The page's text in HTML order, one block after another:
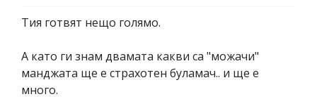
Тия готвят нещо голямо.
А като ги знам двамата какви са "можачи"
манджата ще е страхотен буламач.. и ще е
много.